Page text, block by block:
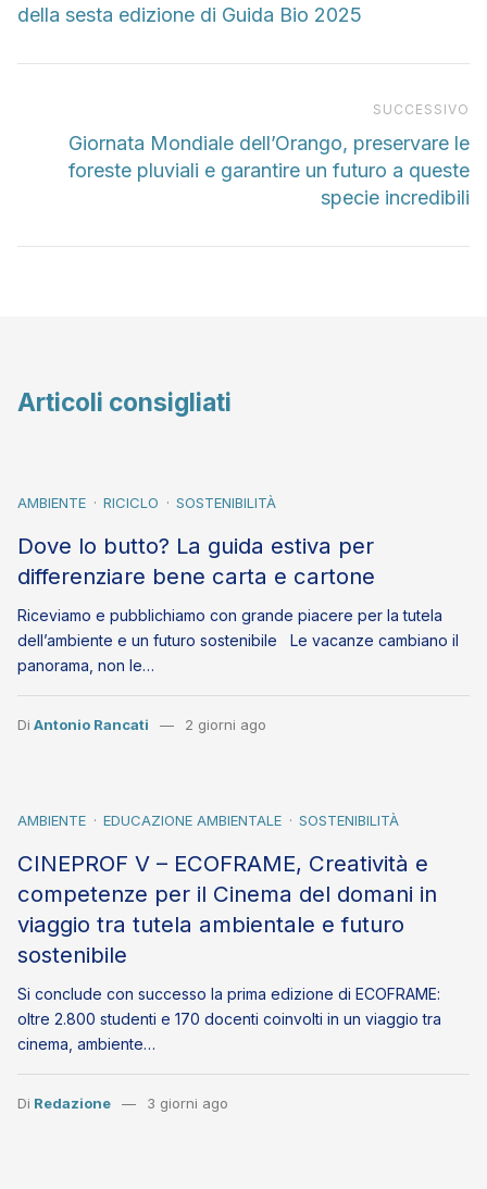
della sesta edizione di Guida Bio 2025
SUCCESSIVO
Giornata Mondiale dell’Orango, preservare le
foreste pluviali e garantire un futuro a queste
specie incredibili
Articoli consigliati
AMBIENTE RICICLO SOSTENIBILITÀ
Dove lo butto? La guida estiva per
differenziare bene carta e cartone
Riceviamo e pubblichiamo con grande piacere per la tutela
dell’ambiente e un futuro sostenibile Le vacanze cambiano il
panorama, non le…
Di Antonio Rancati 2 giorni ago
AMBIENTE EDUCAZIONE AMBIENTALE SOSTENIBILITÀ
CINEPROF V – ECOFRAME, Creatività e
competenze per il Cinema del domani in
viaggio tra tutela ambientale e futuro
sostenibile
Si conclude con successo la prima edizione di ECOFRAME:
oltre 2.800 studenti e 170 docenti coinvolti in un viaggio tra
cinema, ambiente…
Di Redazione 3 giorni ago